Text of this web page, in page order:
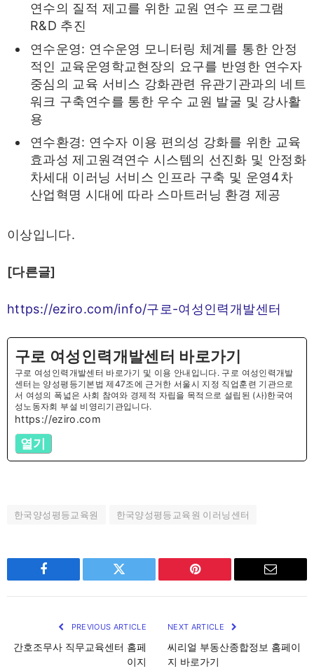
연수의 질적 제고를 위한 교원 연수 프로그램
R&D 추진
연수운영: 연수운영 모니터링 체계를 통한 안정
적인 교육운영학교현장의 요구를 반영한 연수자
중심의 교육 서비스 강화관련 유관기관과의 네트
워크 구축연수를 통한 우수 교원 발굴 및 강사활
용
연수환경: 연수자 이용 편의성 강화를 위한 교육
효과성 제고원격연수 시스템의 선진화 및 안정화
차세대 이러닝 서비스 인프라 구축 및 운영4차
산업혁명 시대에 따라 스마트러닝 환경 제공
이상입니다.
[다른글]
https://eziro.com/info/구로-여성인력개발센터
구로 여성인력개발센터 바로가기
구로 여성인력개발센터 바로가기 및 이용 안내입니다. 구로 여성인력개발
센터는 양성평등기본법 제47조에 근거한 서울시 지정 직업훈련 기관으로
서 여성의 폭넓은 사회 참여와 경제적 자립을 목적으로 설립된 (사)한국여
성노동자회 부설 비영리기관입니다.
https://eziro.com
열기
한국양성평등교육원 한국양성평등교육원 이러닝센터
Facebook Twitter Pinterest Email
PREVIOUS ARTICLE
간호조무사 직무교육센터 홈페
이지
NEXT ARTICLE
씨리얼 부동산종합정보 홈페이
지 바로가기